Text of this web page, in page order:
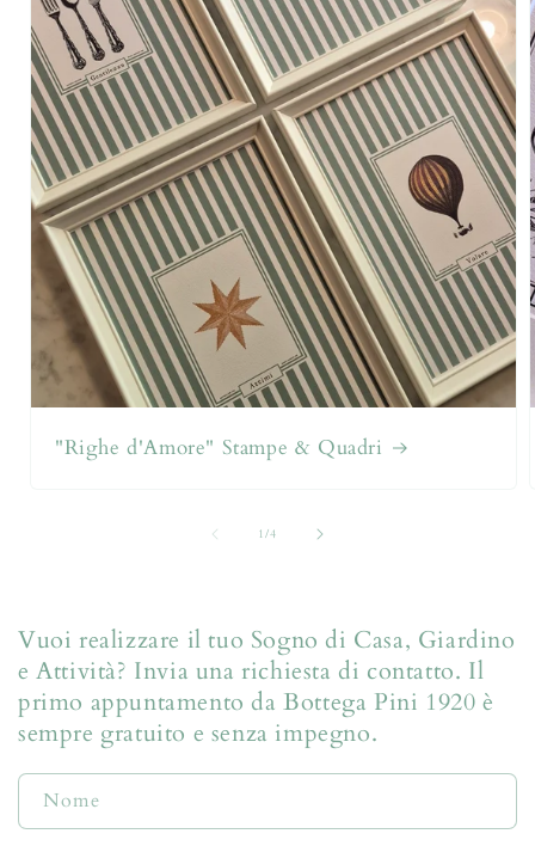
"Righe d'Amore" Stampe & Quadri
1/su
4
Vuoi realizzare il tuo Sogno di Casa, Giardino
e Attività? Invia una richiesta di contatto. Il
primo appuntamento da Bottega Pini 1920 è
sempre gratuito e senza impegno.
Nome